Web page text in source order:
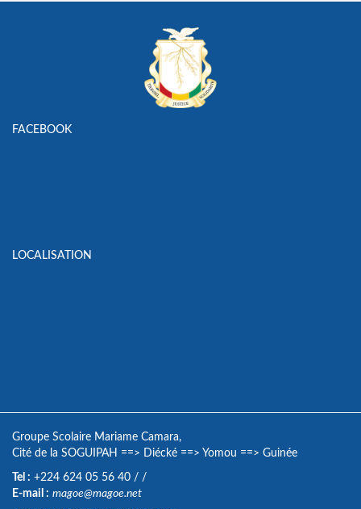
FACEBOOK
LOCALISATION
Groupe Scolaire Mariame Camara,
Cité de la SOGUIPAH ==> Diécké ==> Yomou ==> Guinée
Tel : +224 624 05 56 40 / /
E-mail : magoe@magoe.net